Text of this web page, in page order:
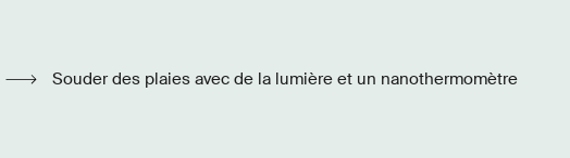
Souder des plaies avec de la lumière et un nanothermomètre